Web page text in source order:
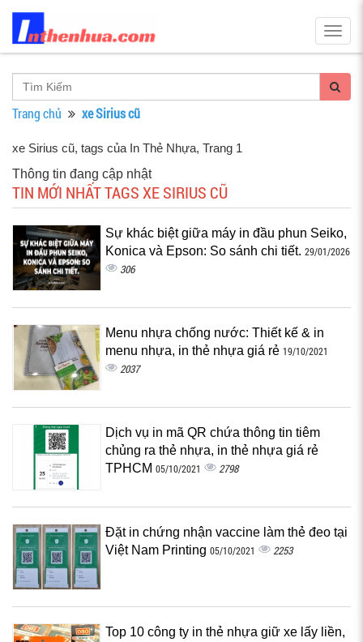
Trang chủ xe Sirius cũ
xe Sirius cũ, tags của In Thẻ Nhựa, Trang 1
Thông tin đang cập nhật
TIN MỚI NHẤT TAGS XE SIRIUS CŨ
Sự khác biệt giữa máy in đầu phun Seiko,
Konica và Epson: So sánh chi tiết. 29/01/2026
306
Menu nhựa chống nước: Thiết kế & in
menu nhựa, in thẻ nhựa giá rẻ 19/10/2021
2037
Dịch vụ in mã QR chứa thông tin tiêm
chủng ra thẻ nhựa, in thẻ nhựa giá rẻ
TPHCM 05/10/2021 2798
Đặt in chứng nhận vaccine làm thẻ đeo tại
Việt Nam Printing 05/10/2021 2253
Top 10 công ty in thẻ nhựa giữ xe lấy liền,